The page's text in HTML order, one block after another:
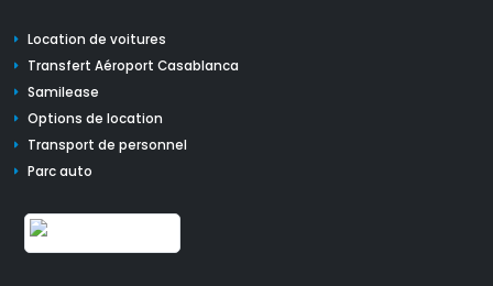
Location de voitures
Transfert Aéroport Casablanca
Samilease
Options de location
Transport de personnel
Parc auto